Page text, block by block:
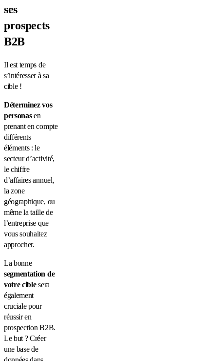
ses
prospects
B2B
Il est temps de
s’intéresser à sa
cible !
Déterminez vos
personasen
prenant en compte
différents
éléments : le
secteur d’activité,
le chiffre
d’affaires annuel,
la zone
géographique, ou
même la taille de
l’entreprise que
vous souhaitez
approcher.
La bonne
segmentation de
votre ciblesera
également
cruciale pour
réussir en
prospection B2B.
Le but ? Créer
une base de